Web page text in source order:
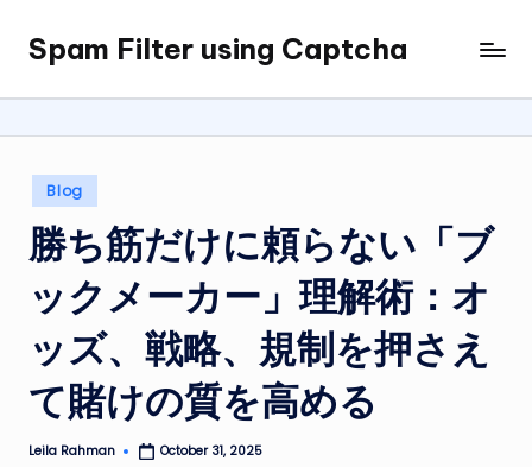
Skip
content
Spam Filter using Captcha
Posted
in
Blog
勝ち筋だけに頼らない「ブ
ックメーカー」理解術：オ
ッズ、戦略、規制を押さえ
て賭けの質を高める
Posted
Leila Rahman October 31, 2025